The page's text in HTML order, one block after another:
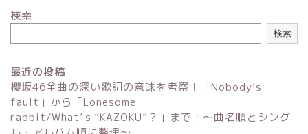
検索
検索
最近の投稿
櫻坂46全曲の深い歌詞の意味を考察！「Nobody’s
fault」から「Lonesome
rabbit/What’ｓ”KAZOKU”？」まで！〜曲名順とシング